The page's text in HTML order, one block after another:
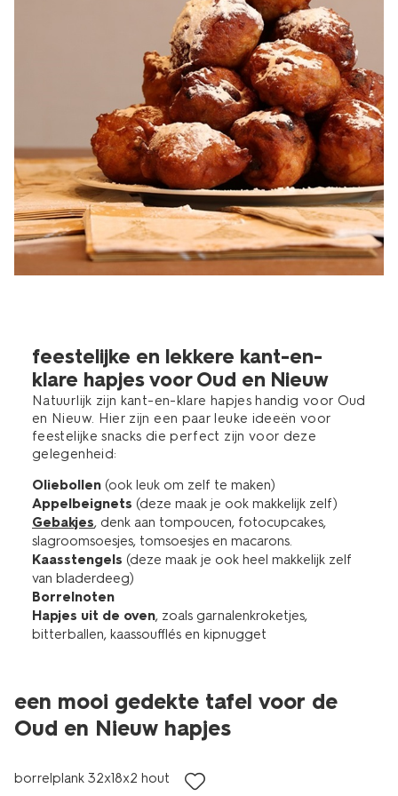
feestelijke en lekkere kant-en-
klare hapjes voor Oud en Nieuw
Natuurlijk zijn kant-en-klare hapjes handig voor Oud
en Nieuw. Hier zijn een paar leuke ideeën voor
feestelijke snacks die perfect zijn voor deze
gelegenheid:
Oliebollen (ook leuk om zelf te maken)
Appelbeignets (deze maak je ook makkelijk zelf)
Gebakjes, denk aan tompoucen, fotocupcakes,
slagroomsoesjes, tomsoesjes en macarons.
Kaasstengels (deze maak je ook heel makkelijk zelf
van bladerdeeg)
Borrelnoten
Hapjes uit de oven, zoals garnalenkroketjes,
bitterballen, kaassoufflés en kipnugget
een mooi gedekte tafel voor de
Oud en Nieuw hapjes
borrelplank 32x18x2 hout